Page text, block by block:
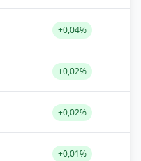
+0,04%
+0,02%
+0,02%
+0,01%